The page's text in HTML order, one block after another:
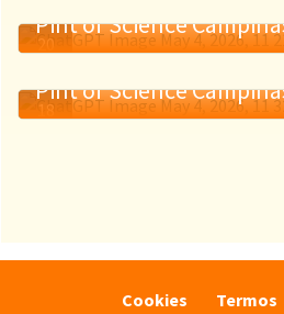
20
Pint of Science
18
Pint of Science
Cookies
Termos